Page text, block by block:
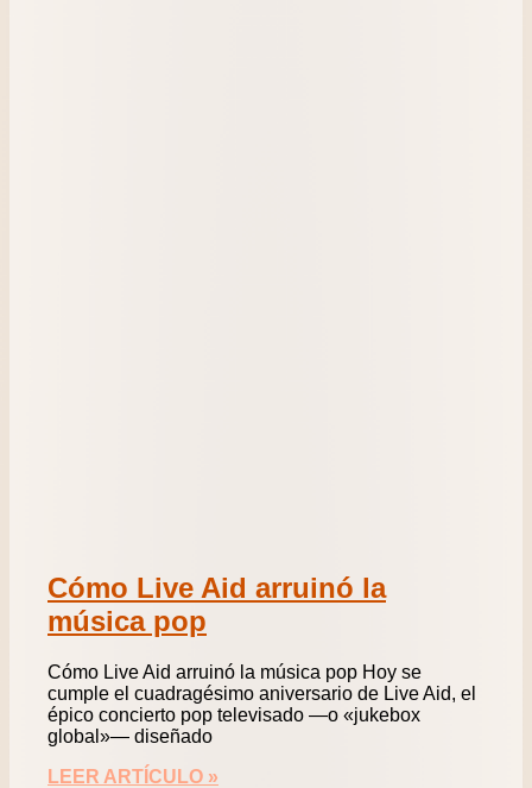
Cómo Live Aid arruinó la
música pop
Cómo Live Aid arruinó la música pop Hoy se
cumple el cuadragésimo aniversario de Live Aid, el
épico concierto pop televisado —o «jukebox
global»— diseñado
LEER ARTÍCULO »